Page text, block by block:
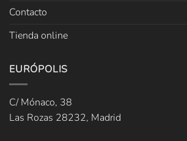
Contacto
Tienda online
EURÓPOLIS
C/ Mónaco, 38
Las Rozas 28232, Madrid